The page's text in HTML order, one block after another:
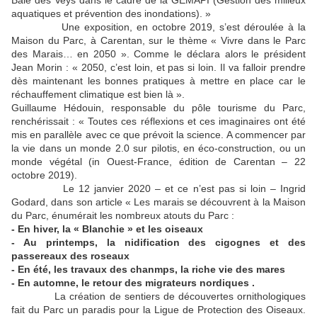
aquatiques et prévention des inondations). »
Une exposition, en octobre 2019, s’est déroulée à la
Maison du Parc, à Carentan, sur le thème « Vivre dans le Parc
des Marais… en 2050 ». Comme le déclara alors le président
Jean Morin : « 2050, c’est loin, et pas si loin. Il va falloir prendre
dès maintenant les bonnes pratiques à mettre en place car le
réchauffement climatique est bien là ».
Guillaume Hédouin, responsable du pôle tourisme du Parc,
renchérissait : « Toutes ces réflexions et ces imaginaires ont été
mis en parallèle avec ce que prévoit la science. A commencer par
la vie dans un monde 2.0 sur pilotis, en éco-construction, ou un
monde végétal (in Ouest-France, édition de Carentan – 22
octobre 2019).
Le 12 janvier 2020 – et ce n’est pas si loin – Ingrid
Godard, dans son article « Les marais se découvrent à la Maison
du Parc, énumérait les nombreux atouts du Parc :
- En hiver, la « Blanchie » et les oiseaux
- Au printemps, la nidification des cigognes et des
passereaux des roseaux
- En été, les travaux des chanmps, la riche vie des mares
- En automne, le retour des migrateurs nordiques .
La création de sentiers de découvertes ornithologiques
fait du Parc un paradis pour la Ligue de Protection des Oiseaux.